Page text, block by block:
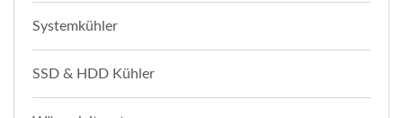
Systemkühler
SSD & HDD Kühler